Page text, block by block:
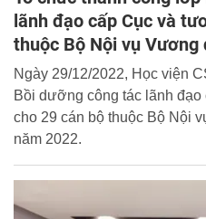
lãnh đạo cấp Cục và
thuộc Bộ Nội vụ Vương
Ngày 29/12/2022, Học viện
Bồi dưỡng công tác lãnh
cho 29 cán bộ thuộc Bộ Nội
năm 2022.